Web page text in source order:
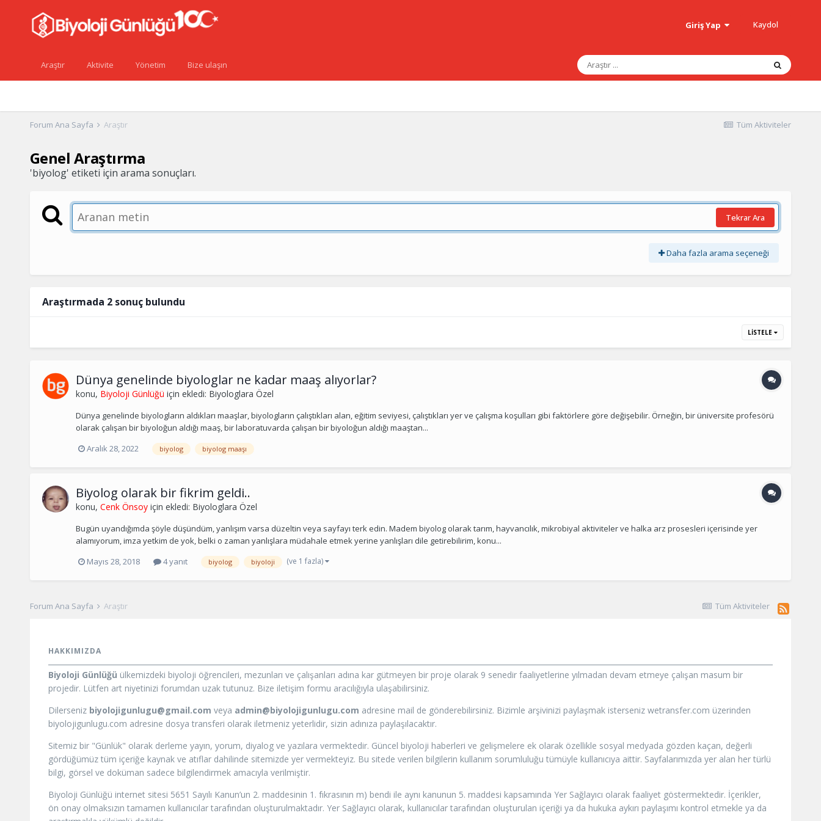
Giriş Yap Kaydol
Araştır Aktivite Yönetim Bize ulaşın
Tüm Aktiviteler
Forum Ana Sayfa Araştır
Genel Araştırma
'biyolog' etiketi için arama sonuçları.
Tekrar Ara
Daha fazla arama seçeneği
Araştırmada 2 sonuç bulundu
LISTELE
Dünya genelinde biyologlar ne kadar maaş alıyorlar?
konu, Biyoloji Günlüğü için ekledi: Biyologlara Özel
Dünya genelinde biyologların aldıkları maaşlar, biyologların çalıştıkları alan, eğitim seviyesi, çalıştıkları yer ve çalışma koşulları gibi faktörlere göre değişebilir. Örneğin, bir üniversite profesörü
olarak çalışan bir biyoloğun aldığı maaş, bir laboratuvarda çalışan bir biyoloğun aldığı maaştan...
Aralık 28, 2022
biyolog biyolog maaşı
Biyolog olarak bir fikrim geldi..
konu, Cenk Önsoyiçin ekledi: Biyologlara Özel
Bugün uyandığımda şöyle düşündüm, yanlışım varsa düzeltin veya sayfayı terk edin. Madem biyolog olarak tarım, hayvancılık, mikrobiyal aktiviteler ve halka arz prosesleri içerisinde yer
alamıyorum, imza yetkim de yok, belki o zaman yanlışlara müdahale etmek yerine yanlışları dile getirebilirim, konu...
Mayıs 28, 2018
4 yanıt biyolog biyoloji (ve 1 fazla)
Tüm Aktiviteler
Forum Ana Sayfa Araştır
HAKKIMIZDA
Biyoloji Günlüğü ülkemizdeki biyoloji öğrencileri, mezunları ve çalışanları adına kar gütmeyen bir proje olarak 9 senedir faaliyetlerine yılmadan devam etmeye çalışan masum bir
projedir. Lütfen art niyetinizi forumdan uzak tutunuz. Bize iletişim formu aracılığıyla ulaşabilirsiniz.
Dilerseniz biyolojigunlugu@gmail.com veya admin@biyolojigunlugu.com adresine mail de gönderebilirsiniz. Bizimle arşivinizi paylaşmak isterseniz wetransfer.com üzerinden
biyolojigunlugu.com adresine dosya transferi olarak iletmeniz yeterlidir, sizin adınıza paylaşılacaktır.
Sitemiz bir "Günlük" olarak derleme yayın, yorum, diyalog ve yazılara vermektedir. Güncel biyoloji haberleri ve gelişmelere ek olarak özellikle sosyal medyada gözden kaçan, değerli
gördüğümüz tüm içeriğe kaynak ve atıflar dahilinde sitemizde yer vermekteyiz. Bu sitede verilen bilgilerin kullanım sorumluluğu tümüyle kullanıcıya aittir. Sayfalarımızda yer alan her türlü
bilgi, görsel ve doküman sadece bilgilendirmek amacıyla verilmiştir.
Biyoloji Günlüğü internet sitesi 5651 Sayılı Kanun’un 2. maddesinin 1. fıkrasının m) bendi ile aynı kanunun 5. maddesi kapsamında Yer Sağlayıcı olarak faaliyet göstermektedir. İçerikler,
ön onay olmaksızın tamamen kullanıcılar tarafından oluşturulmaktadır. Yer Sağlayıcı olarak, kullanıcılar tarafından oluşturulan içeriği ya da hukuka aykırı paylaşımı kontrol etmekle ya da